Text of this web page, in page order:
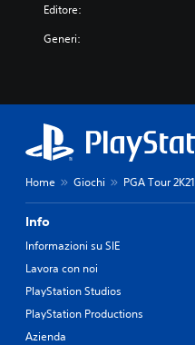
Editore:
Generi:
Home Giochi PGA Tour 2K21
Info
Informazioni su SIE
Lavora con noi
PlayStation Studios
PlayStation Productions
Azienda